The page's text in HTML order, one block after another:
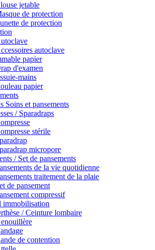
jetable
de protection
de protection
autoclave
papier
d'examen
mains
papier
Soins et pansements
/ Sparadraps
stérile
micropore
/ Set de pansements
de la vie quotidienne
traitement de la plaie
de pansement
compressif
immobilisation
/ Ceinture lombaire
de contention